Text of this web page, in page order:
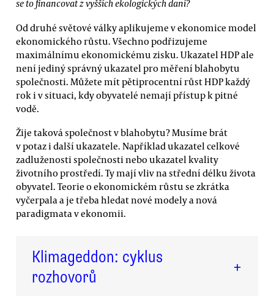
se to financovat z vyšších ekologických daní?
Od druhé světové války aplikujeme v ekonomice model
ekonomického růstu. Všechno podřizujeme
maximálnímu ekonomickému zisku. Ukazatel HDP ale
není jediný správný ukazatel pro měření blahobytu
společnosti. Můžete mít pětiprocentní růst HDP každý
rok i v situaci, kdy obyvatelé nemají přístup k pitné
vodě.
Žije taková společnost v blahobytu? Musíme brát
v potaz i další ukazatele. Například ukazatel celkové
zadluženosti společnosti nebo ukazatel kvality
životního prostředí. Ty mají vliv na střední délku života
obyvatel. Teorie o ekonomickém růstu se zkrátka
vyčerpala a je třeba hledat nové modely a nová
paradigmata v ekonomii.
Klimageddon: cyklus
rozhovorů
+